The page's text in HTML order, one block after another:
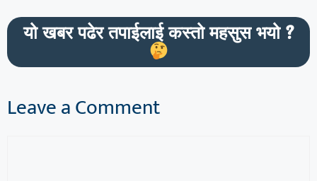
यो खबर पढेर तपाईलाई कस्तो महसुस भयो ?
Leave a Comment